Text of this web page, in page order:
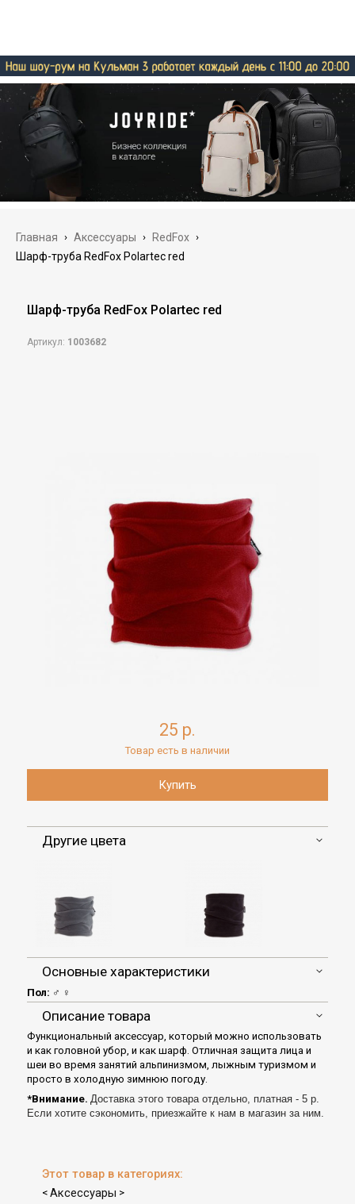
Главная › Аксессуары › RedFox ›
Шарф-труба RedFox Polartec red
Шарф-труба RedFox Polartec red
Артикул: 1003682
25 р.
Товар есть в наличии
Другие цвета
Основные характеристики
Пол: ♂ ♀
Описание товара
Функциональный аксессуар, который можно использовать
и как головной убор, и как шарф. Отличная защита лица и
шеи во время занятий альпинизмом, лыжным туризмом и
просто в холодную зимнюю погоду.
*Внимание. Доставка этого товара отдельно, платная - 5 р.
Если хотите сэкономить, приезжайте к нам в магазин за ним.
Этот товар в категориях:
< Аксессуары >